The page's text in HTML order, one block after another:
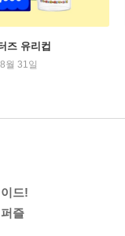
즈 유리컵
월 31일
드!
즐